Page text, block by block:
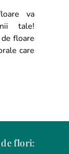
va
tale!
floare
care
flori: